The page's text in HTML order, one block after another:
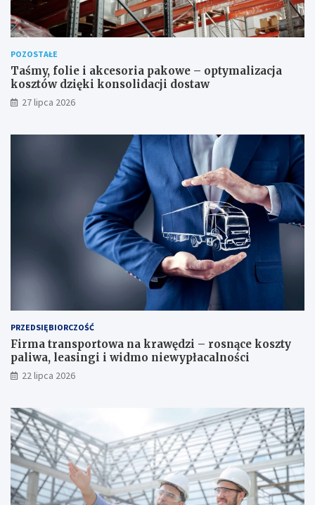
POZOSTAŁE
Taśmy, folie i akcesoria pakowe – optymalizacja
kosztów dzięki konsolidacji dostaw
27 lipca 2026
PRZEDSIĘBIORCZOŚĆ
Firma transportowa na krawędzi – rosnące koszty
paliwa, leasingi i widmo niewypłacalności
22 lipca 2026